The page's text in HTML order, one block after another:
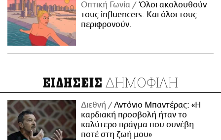
Οπτική Γωνία
Όλοι ακολουθούν
τους influencers. Και όλοι τους
περιφρονούν.
ΕΙΔΗΣΕΙΣ ΔΗΜΟΦΙΛΗ
Διεθνή
Αντόνιο Μπαντέρας: «Η
καρδιακή προσβολή ήταν το
καλύτερο πράγμα που συνέβη
ποτέ στη ζωή μου»